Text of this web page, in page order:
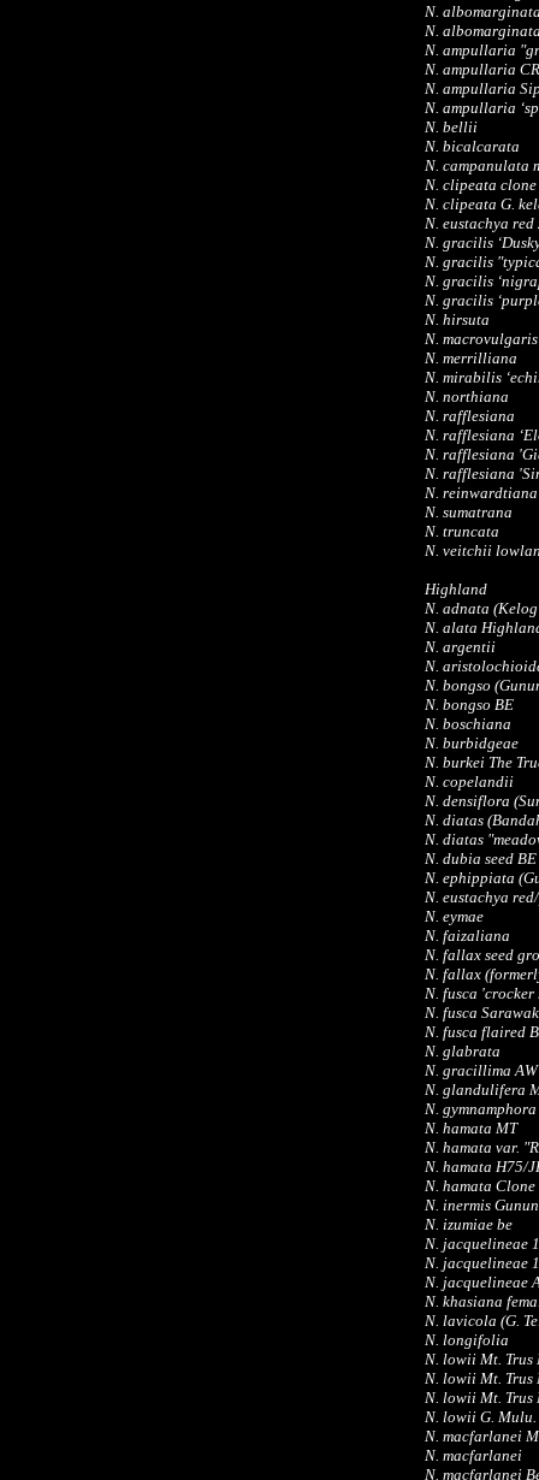
N.
N.
N. ampullaria
N. ampullaria
N. ampullaria
N. ampullaria
N. bellii
N. bicalcarata
N. campanulata
N. clipeata clone
N. clipeata G.
N. eustachya
N. gracilis
N. gracilis
N. gracilis
N. gracilis
N. hirsuta
N. macrovulgaris
N. merrilliana
N. mirabilis
N. northiana
N. rafflesiana
N. rafflesiana
N. rafflesiana
N. rafflesiana
N.
N. sumatrana
N. truncata
N. veitchii
Highland
N. adnata
N. alata
N. argentii
N.
N. bongso
N. bongso BE
N. boschiana
N. burbidgeae
N. burkei The
N. copelandii
N. densiflora
N. diatas
N. diatas
N. dubia seed BE
N. ephippiata
N. eustachya
N. eymae
N. faizaliana
N. fallax seed
N. fallax
N. fusca
N. fusca Sarawak
N. fusca flaired
N. glabrata
N. gracillima AW
N. glandulifera
N.
N. hamata MT
N. hamata var.
N. hamata H75/
N. hamata Clone
N. inermis
N. izumiae be
N. jacquelineae
N. jacquelineae
N. jacquelineae
N. khasiana
N. lavicola (G.
N. longifolia
N. lowii Mt. Trus
N. lowii Mt. Trus
N. lowii Mt. Trus
N. lowii G. Mulu.
N. macfarlanei
N. macfarlanei
N. macfarlanei